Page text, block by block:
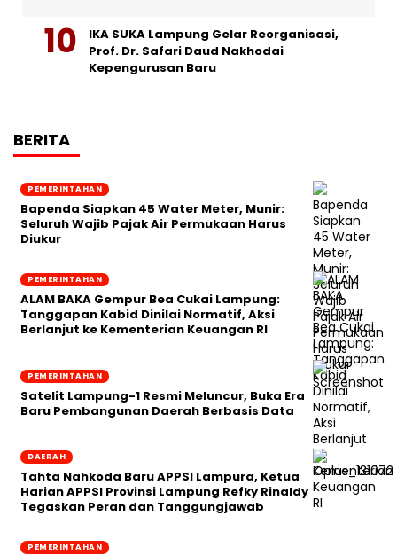
IKA SUKA Lampung Gelar Reorganisasi,
Prof. Dr. Safari Daud Nakhodai
Kepengurusan Baru
BERITA
PEMERINTAHAN
‎Bapenda Siapkan 45 Water Meter, Munir:
Seluruh Wajib Pajak Air Permukaan Harus
Diukur
PEMERINTAHAN
ALAM BAKA Gempur Bea Cukai Lampung:
Tanggapan Kabid Dinilai Normatif, Aksi
Berlanjut ke Kementerian Keuangan RI
PEMERINTAHAN
Satelit Lampung-1 Resmi Meluncur, Buka Era
Baru Pembangunan Daerah Berbasis Data
DAERAH
Tahta Nahkoda Baru APPSI Lampura, Ketua
Harian APPSI Provinsi Lampung Refky Rinaldy
Tegaskan Peran dan Tanggungjawab
PEMERINTAHAN